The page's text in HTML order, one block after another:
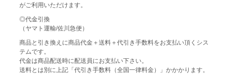
がご利用いただけます。
◎代金引換
（ヤマト運輸/佐川急便）
商品と引き換えに商品代金＋送料＋代引き手数料をお支払い頂くシス
テムです。
代金は商品配送時に配送員にお支払い下さい。
送料とは別に上記「代引き手数料（全国一律料金）」かかかります。